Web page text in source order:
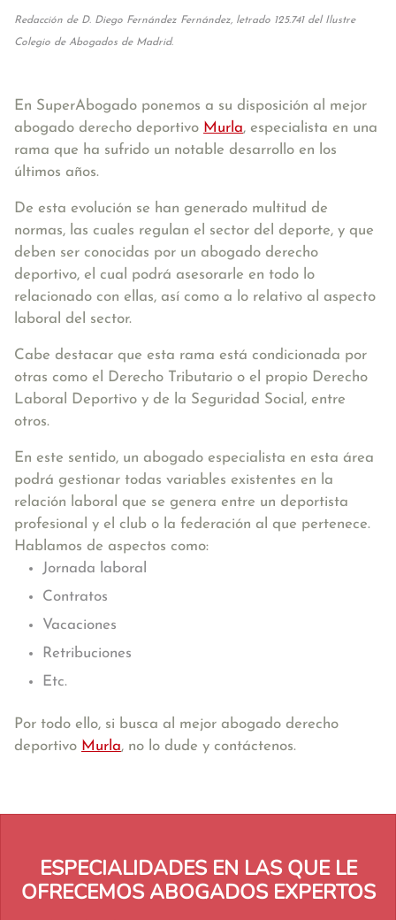
Redacción de D. Diego Fernández Fernández, letrado 125.741 del Ilustre
Colegio de Abogados de Madrid.
En SuperAbogado ponemos a su disposición al mejor
abogado derecho deportivo Murla, especialista en una
rama que ha sufrido un notable desarrollo en los
últimos años.
De esta evolución se han generado multitud de
normas, las cuales regulan el sector del deporte, y que
deben ser conocidas por un abogado derecho
deportivo, el cual podrá asesorarle en todo lo
relacionado con ellas, así como a lo relativo al aspecto
laboral del sector.
Cabe destacar que esta rama está condicionada por
otras como el Derecho Tributario o el propio Derecho
Laboral Deportivo y de la Seguridad Social, entre
otros.
En este sentido, un abogado especialista en esta área
podrá gestionar todas variables existentes en la
relación laboral que se genera entre un deportista
profesional y el club o la federación al que pertenece.
Hablamos de aspectos como:
Jornada laboral
Contratos
Vacaciones
Retribuciones
Etc.
Por todo ello, si busca al mejor abogado derecho
deportivo Murla, no lo dude y contáctenos.
ESPECIALIDADES EN LAS QUE LE
OFRECEMOS ABOGADOS EXPERTOS